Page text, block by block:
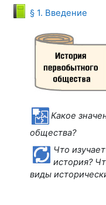
§ 1. Введение
Книга
Какое
общества?
Что
история?
виды